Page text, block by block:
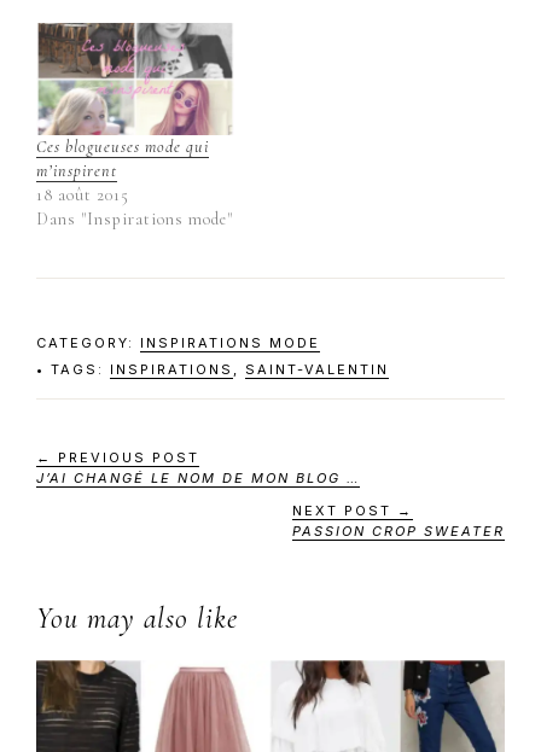
Ces blogueuses mode qui
m’inspirent
18 août 2015
Dans "Inspirations mode"
CATEGORY: INSPIRATIONS MODE
TAGS: INSPIRATIONS , SAINT-VALENTIN
← PREVIOUS POST
J’AI CHANGÉ LE NOM DE MON BLOG …
NEXT POST →
PASSION CROP SWEATER
You may also like